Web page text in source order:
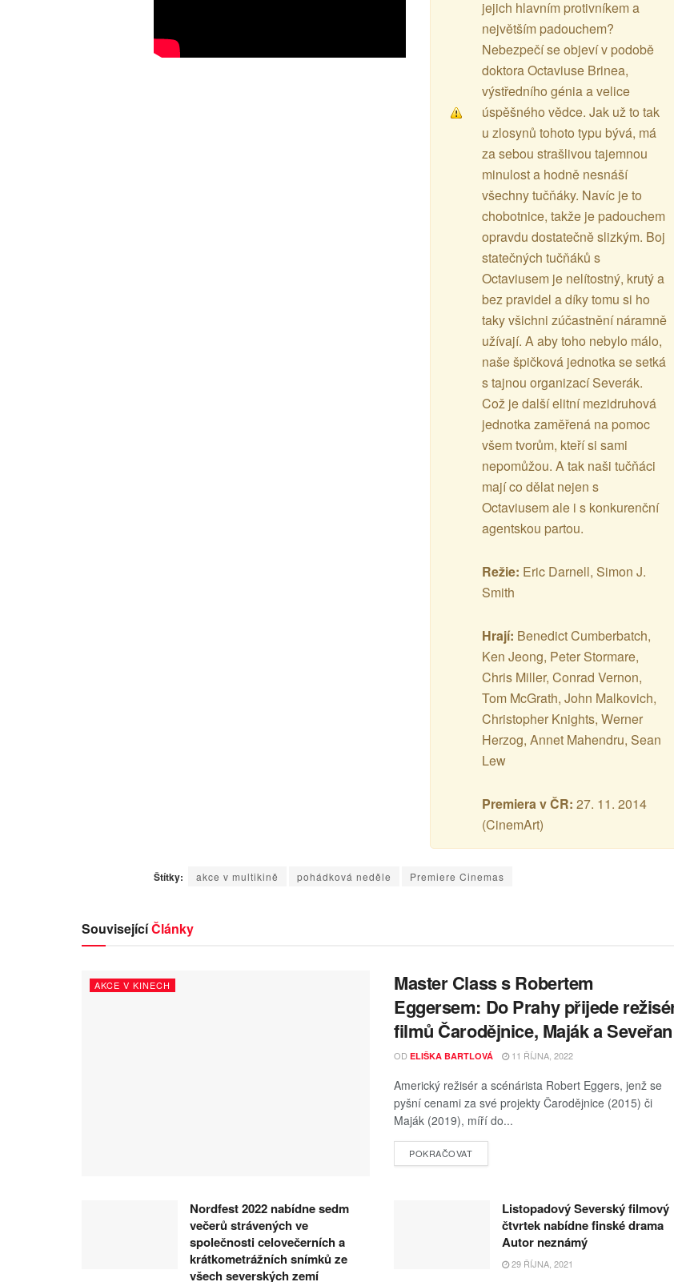
jejich hlavním protivníkem a
největším padouchem?
Nebezpečí se objeví v podobě
doktora Octaviuse Brinea,
výstředního génia a velice
úspěšného vědce. Jak už to tak
u zlosynů tohoto typu bývá, má
za sebou strašlivou tajemnou
minulost a hodně nesnáší
všechny tučňáky. Navíc je to
chobotnice, takže je padouchem
opravdu dostatečně slizkým. Boj
statečných tučňáků s
Octaviusem je nelítostný, krutý a
bez pravidel a díky tomu si ho
taky všichni zúčastnění náramně
užívají. A aby toho nebylo málo,
naše špičková jednotka se setká
s tajnou organizací Severák.
Což je další elitní mezidruhová
jednotka zaměřená na pomoc
všem tvorům, kteří si sami
nepomůžou. A tak naši tučňáci
mají co dělat nejen s
Octaviusem ale i s konkurenční
agentskou partou.
Režie: Eric Darnell, Simon J.
Smith
Hrají: Benedict Cumberbatch,
Ken Jeong, Peter Stormare,
Chris Miller, Conrad Vernon,
Tom McGrath, John Malkovich,
Christopher Knights, Werner
Herzog, Annet Mahendru, Sean
Lew
Premiera v ČR: 27. 11. 2014
(CinemArt)
Štítky: akce v multikině pohádková neděle Premiere Cinemas
SouvisejícíČlánky
AKCE V KINECH
Master Class s Robertem
Eggersem: Do Prahy přijede
filmů Čarodějnice, Maják a Seveřan
OD ELIŠKA BARTLOVÁ 11 ŘÍJNA, 2022
Americký režisér a scénárista Robert Eggers, jenž se
pyšní cenami za své projekty Čarodějnice (2015) či
Maják (2019), míří do...
POKRAČOVAT
Nordfest 2022 nabídne sedm
večerů strávených ve
společnosti celovečerních a
krátkometrážních snímků ze
všech severských zemí
Listopadový Severský filmový
čtvrtek nabídne finské drama
Autor neznámý
29 ŘÍJNA, 2021